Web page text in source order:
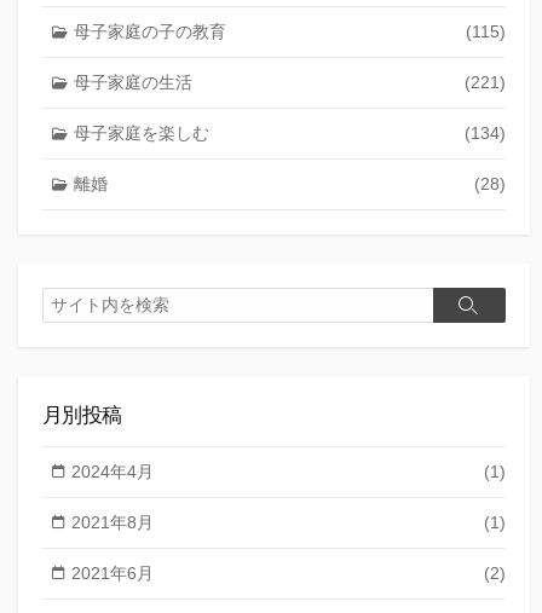
母子家庭の子の教育 (115)
母子家庭の生活 (221)
母子家庭を楽しむ (134)
離婚 (28)
検
索
検
月別投稿
2024年4月 (1)
2021年8月 (1)
2021年6月 (2)